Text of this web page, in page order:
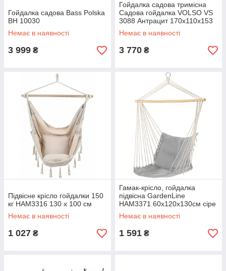
Гойдалка садова Bass Polska
BH 10030
Немає в наявності
3 999 ₴
Гойдалка садова тримісна
Садова гойдалка VOLSO VS
3088 Антрацит 170x110x153
см
Немає в наявності
3 770 ₴
Підвісне крісло гойдалки 150
кг HAM3316 130 х 100 см
Немає в наявності
1 027 ₴
Гамак-крісло, гойдалка
підвісна GardenLine
HAM3371 60x120x130см сіре
Немає в наявності
1 591 ₴